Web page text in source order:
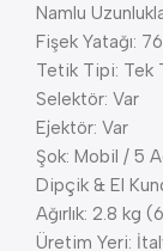
Namlu
Fişek Yatağı:
Tetik Tipi: Tek
Selektör: Var
Ejektör: Var
Şok: Mobil / 5
Dipçik & El
Ağırlık: 2.8 kg
Üretim Yeri: